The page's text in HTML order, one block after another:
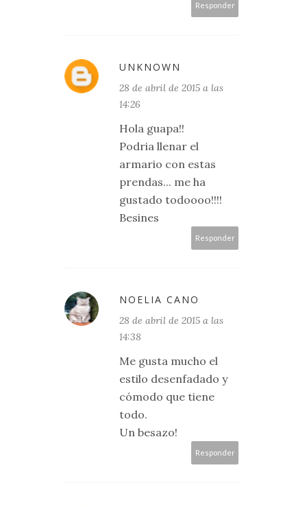
Responder
UNKNOWN
28 de abril de 2015 a las
14:26
Hola guapa!!
Podria llenar el
armario con estas
prendas... me ha
gustado todoooo!!!!
Besines
Responder
NOELIA CANO
28 de abril de 2015 a las
14:38
Me gusta mucho el
estilo desenfadado y
cómodo que tiene
todo.
Un besazo!
Responder